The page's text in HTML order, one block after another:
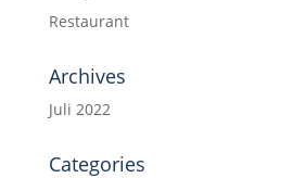
Restaurant
Archives
Juli 2022
Categories